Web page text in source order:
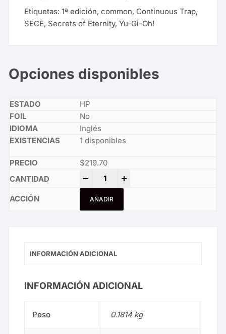
Etiquetas:1ª edición,common, Continuous Trap,
SECE, Secrets of Eternity,Yu-Gi-Oh!
Opciones disponibles
HP
No
Inglés
1 disponibles
$219.70
Re-qliate quantity
AÑADIR
INFORMACIÓN ADICIONAL
INFORMACIÓN ADICIONAL
Peso 0.1814 kg